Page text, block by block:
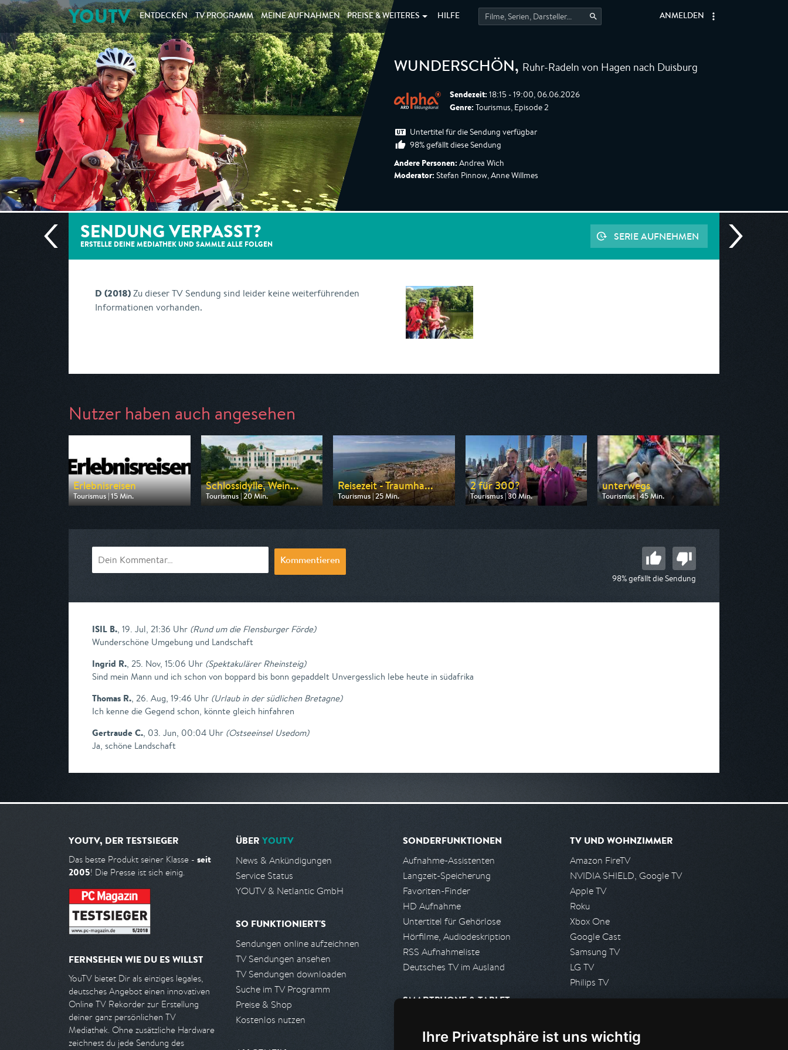
Ihre Privatsphäre ist uns wichtig
YOUTV ENTDECKEN TV PROGRAMM MEINEAUFNAHMEN PREISE &WEITERES HILFE ANMELDEN
WUNDERSCHÖN, Ruhr-Radeln von Hagen nach Duisburg
Sendezeit: 18:15 - 19:00, 06.06.2026
Genre: Tourismus, Episode 2
Untertitel für die Sendung verfügbar
98% gefällt diese Sendung
Andere Personen: Andrea Wich
Moderator: Stefan Pinnow, Anne Willmes
SENDUNG VERPASST?
ERSTELLE DEINE MEDIATHEK UND SAMMLE ALLE FOLGEN
SERIE AUFNEHMEN
D (2018)Zu dieser TV Sendung sind leider keine weiterführenden
Informationen vorhanden.
Nutzer haben auch angesehen
Erlebnisreisen
Tourismus | 15 Min.
Ausgestrahlt von 3sat
Schlossidylle, Wein...
Tourismus | 20 Min.
Ausgestrahlt von 3sat
Reisezeit - Traumha...
Tourismus | 25 Min.
Ausgestrahlt von 3sat
2 für 300?
Tourismus | 30 Min.
Ausgestrahlt von WDR
unterwegs
Tourismus | 45 Min.
Ausgestrahlt von 3sat
Kommentieren
98% gefällt die Sendung
ISIL B., 19. Jul, 21:36 Uhr (Rund um die Flensburger Förde)
Wunderschöne Umgebung und Landschaft
Ingrid R., 25. Nov, 15:06 Uhr (Spektakulärer Rheinsteig)
Sind mein Mann und ich schon von boppard bis bonn gepaddelt Unvergesslich lebe heute in südafrika
Thomas R., 26. Aug, 19:46 Uhr (Urlaub in der südlichen Bretagne)
Ich kenne die Gegend schon, könnte gleich hinfahren
Gertraude C., 03. Jun, 00:04 Uhr (Ostseeinsel Usedom)
Ja, schöne Landschaft
YOUTV, DER TESTSIEGER
Das beste Produkt seiner Klasse - seit
2005! Die Presse ist sich einig.
FERNSEHEN WIE DU ES WILLST
YouTV bietet Dir als einziges legales,
deutsches Angebot einen innovativen
Online TV Rekorder zur Erstellung
deiner ganz persönlichen TV
Mediathek. Ohne zusätzliche Hardware
zeichnest du jede Sendung des
ÜBER YOUTV
News & Ankündigungen
Service Status
YOUTV & Netlantic GmbH
SO FUNKTIONIERT'S
Sendungen online aufzeichnen
TV Sendungen ansehen
TV Sendungen downloaden
Suche im TV Programm
Preise & Shop
Kostenlos nutzen
SONDERFUNKTIONEN
Aufnahme-Assistenten
Langzeit-Speicherung
Favoriten-Finder
HD Aufnahme
Untertitel für Gehörlose
Hörfilme, Audiodeskription
RSS Aufnahmeliste
Deutsches TV im Ausland
SMARTPHONE & TABLET
Android App
TV UND WOHNZIMMER
Amazon FireTV
NVIDIA SHIELD, Google TV
Apple TV
Roku
Xbox One
Google Cast
Samsung TV
LG TV
Philips TV
Presseanfrage stellen